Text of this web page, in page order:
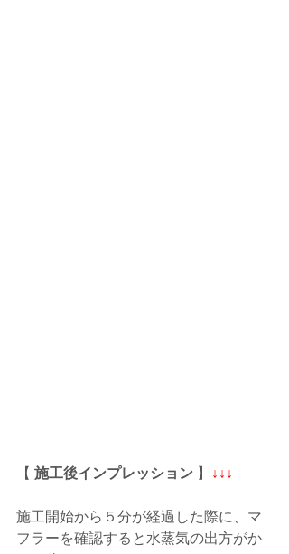
【 施工後インプレッション 】 ↓↓↓
施工開始から５分が経過した際に、マ
フラーを確認すると水蒸気の出方がか